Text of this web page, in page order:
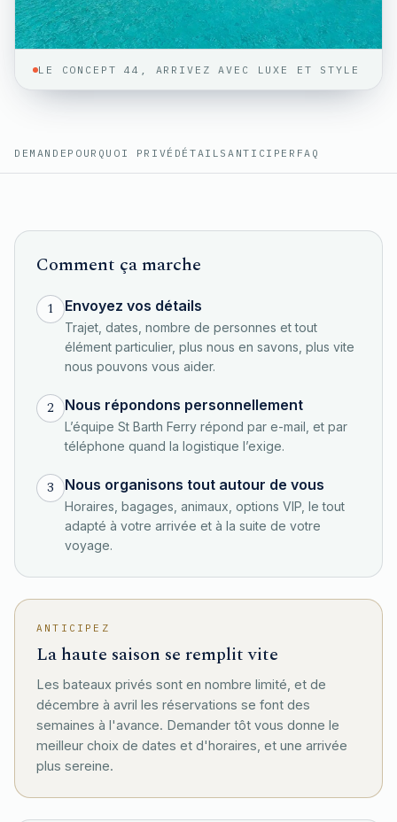
LE CONCEPT 44, ARRIVEZ AVEC LUXE ET STYLE
DEMANDE POURQUOI PRIVÉ DÉTAILSANTICIPER FAQ
Comment ça marche
1 Envoyez vos détails
Trajet, dates, nombre de personnes et tout
élément particulier, plus nous en savons, plus vite
nous pouvons vous aider.
2 Nous répondons personnellement
L’équipe St Barth Ferry répond par e-mail, et par
téléphone quand la logistique l’exige.
3 Nous organisons tout autour de vous
Horaires, bagages, animaux, options VIP, le tout
adapté à votre arrivée et à la suite de votre
voyage.
ANTICIPEZ
La haute saison se remplit vite
Les bateaux privés sont en nombre limité, et de
décembre à avril les réservations se font des
semaines à l'avance. Demander tôt vous donne le
meilleur choix de dates et d'horaires, et une arrivée
plus sereine.